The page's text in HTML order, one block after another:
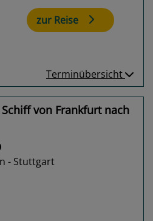
zur Reise
Terminübersicht
von Frankfurt nach
- Stuttgart